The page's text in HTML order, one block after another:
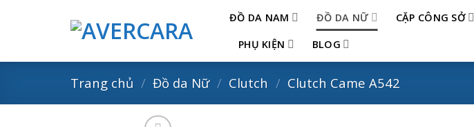
ĐỒ DA NAM ĐỒ DA NỮ CẶP CÔNG SỞ
PHỤ KIỆN BLOG
Trang chủ / Đồ da Nữ / Clutch / Clutch Came A542